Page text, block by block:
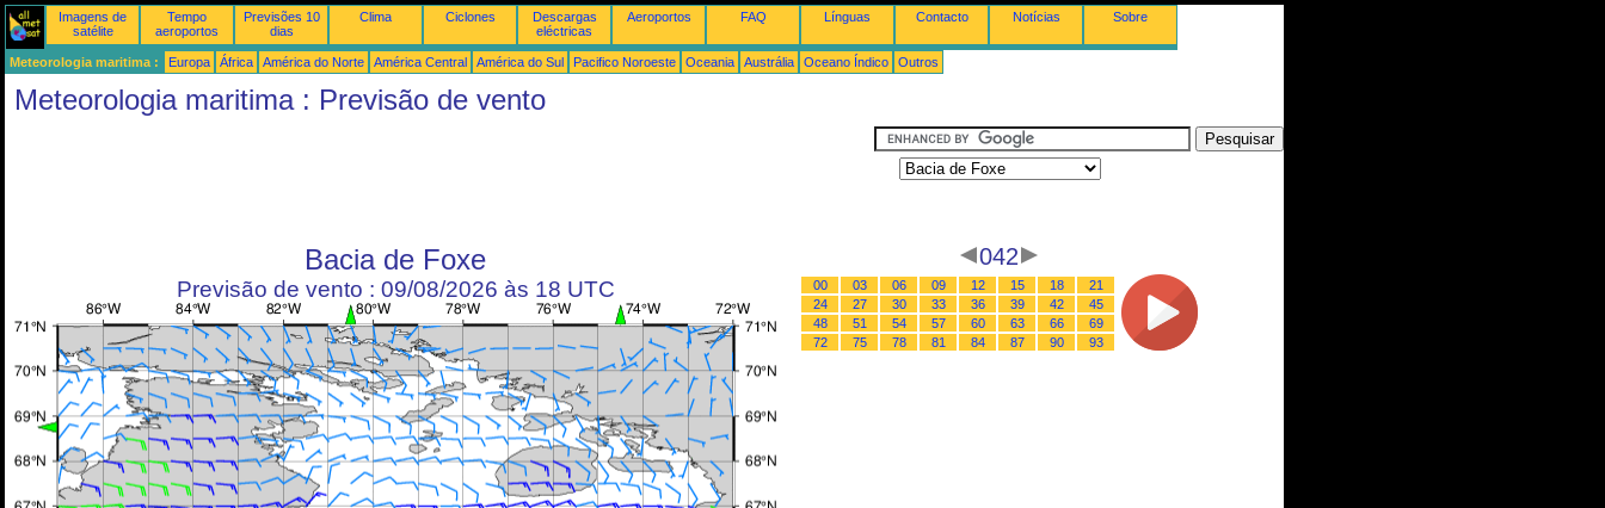
Imagens de
satélite
Tempo
aeroportos
Previsões 10
dias
Clima Ciclones
Descargas
eléctricas
Aeroportos FAQ Línguas Contacto Notícias Sobre
Meteorologia maritima : Europa África América do Norte América Central América do Sul Pacifico Noroeste Oceania Austrália Oceano Índico Outros
Meteorologia maritima : Previsão de vento
Bacia de Foxe
Previsão de vento : 09/08/2026 às 18 UTC
042
00 03 06 09 12 15 18
21
24
27 30 33 36 39 42
45
48
51 54 57 60 63 66
69
72
75 78 81 84 87 90 93